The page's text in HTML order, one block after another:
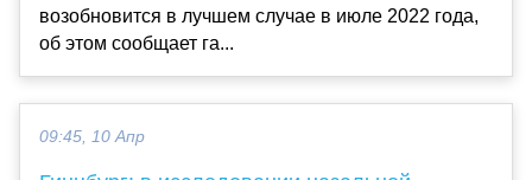
возобновится в лучшем случае в июле 2022 года,
об этом сообщает га...
09:45, 10 Апр